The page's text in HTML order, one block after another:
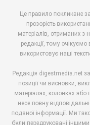
Це правило покликане
прозорість
матеріалів, отриманих з
редакції, тому очікуємо
використовує наші
Редакція digestmedia.net
позиції чи висновки,
матеріалах, колонках або
несе повну
поданої інформації. Ми
були передруковані